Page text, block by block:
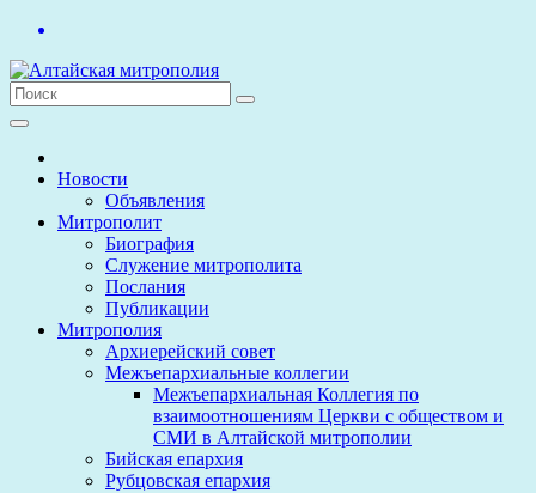
Перейти
содержимому
Новости
Объявления
Митрополит
Биография
Служение митрополита
Послания
Публикации
Митрополия
Архиерейский совет
Межъепархиальные коллегии
Межъепархиальная Коллегия по
взаимоотношениям Церкви с обществом и
СМИ в Алтайской митрополии
Бийская епархия
Рубцовская епархия